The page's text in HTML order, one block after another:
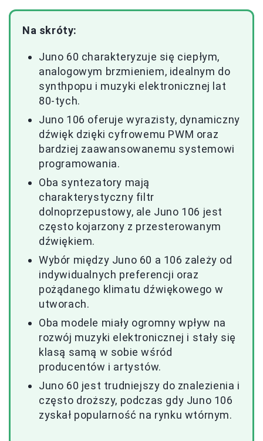
Na skróty:
Juno 60 charakteryzuje się ciepłym,
analogowym brzmieniem, idealnym do
synthpopu i muzyki elektronicznej lat
80-tych.
Juno 106 oferuje wyrazisty, dynamiczny
dźwięk dzięki cyfrowemu PWM oraz
bardziej zaawansowanemu systemowi
programowania.
Oba syntezatory mają
charakterystyczny filtr
dolnoprzepustowy, ale Juno 106 jest
często kojarzony z przesterowanym
dźwiękiem.
Wybór między Juno 60 a 106 zależy od
indywidualnych preferencji oraz
pożądanego klimatu dźwiękowego w
utworach.
Oba modele miały ogromny wpływ na
rozwój muzyki elektronicznej i stały się
klasą samą w sobie wśród
producentów i artystów.
Juno 60 jest trudniejszy do znalezienia i
często droższy, podczas gdy Juno 106
zyskał popularność na rynku wtórnym.